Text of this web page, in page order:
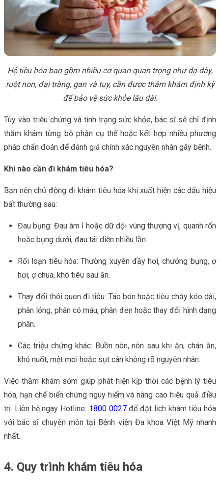
Hệ tiêu hóa bao gồm nhiều cơ quan quan trọng như dạ dày,
ruột non, đại tràng, gan và tụy, cần được thăm khám định kỳ
để bảo vệ sức khỏe lâu dài.
Tùy vào triệu chứng và tình trạng sức khỏe, bác sĩ sẽ chỉ định
thăm khám từng bộ phận cụ thể hoặc kết hợp nhiều phương
pháp chẩn đoán để đánh giá chính xác nguyên nhân gây bệnh.
Khi nào cần đi khám tiêu hóa?
Bạn nên chủ động đi khám tiêu hóa khi xuất hiện các dấu hiệu
bất thường sau:
Đau bụng: Đau âm ỉ hoặc dữ dội vùng thượng vị, quanh rốn
hoặc bụng dưới, đau tái diễn nhiều lần.
Rối loạn tiêu hóa: Thường xuyên đầy hơi, chướng bụng, ợ
hơi, ợ chua, khó tiêu sau ăn.
Thay đổi thói quen đi tiêu: Táo bón hoặc tiêu chảy kéo dài,
phân lỏng, phân có máu, phân đen hoặc thay đổi hình dạng
phân.
Các triệu chứng khác: Buồn nôn, nôn sau khi ăn, chán ăn,
khó nuốt, mệt mỏi hoặc sụt cân không rõ nguyên nhân.
Việc thăm khám sớm giúp phát hiện kịp thời các bệnh lý tiêu
hóa, hạn chế biến chứng nguy hiểm và nâng cao hiệu quả điều
trị. Liên hệ ngay Hotline: 1800 0027để đặt lịch khám tiêu hóa
với bác sĩ chuyên môn tại Bệnh viện Đa khoa Việt Mỹ nhanh
nhất.
4. Quy trình khám tiêu hóa